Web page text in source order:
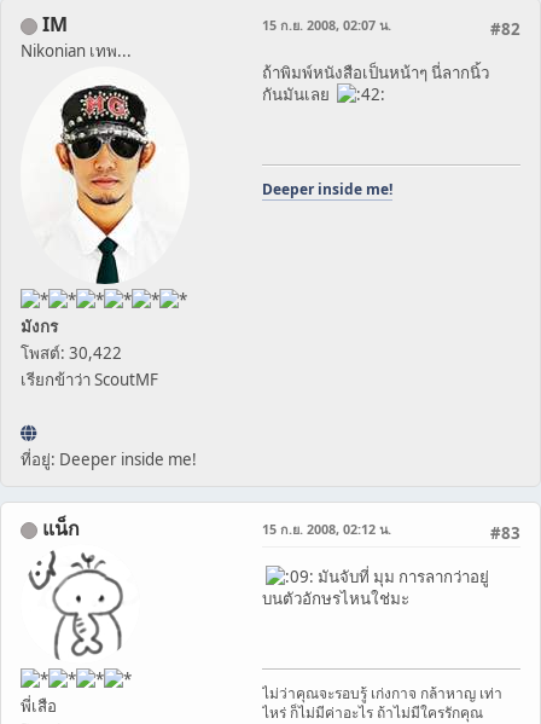
IM
Nikonian เทพ...
มังกร
โพสต์: 30,422
เรียกข้าว่า ScoutMF
ที่อยู่: Deeper inside me!
#82
15 ก.ย. 2008, 02:07 น.
ถ้าพิมพ์หนังสือเป็นหน้าๆ นี่ลากนิ้ว
กันมันเลย
Deeper inside me!
แน็ก
พี่เสือ
#83
15 ก.ย. 2008, 02:12 น.
มันจับที่ มุม การลากว่าอยู่
บนตัวอักษรไหนใช่มะ
ไม่ว่าคุณจะรอบรู้ เก่งกาจ กล้าหาญ เท่า
ไหร่ ก็ไม่มีค่าอะไร ถ้าไม่มีใครรักคุณ